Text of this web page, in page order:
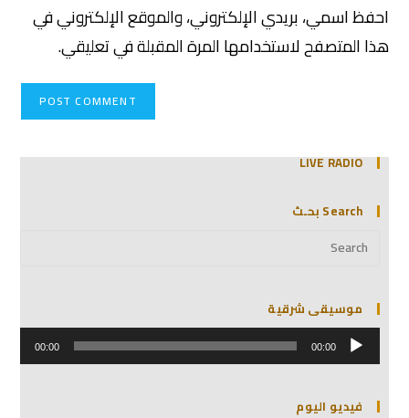
احفظ اسمي، بريدي الإلكتروني، والموقع الإلكتروني في
هذا المتصفح لاستخدامها المرة المقبلة في تعليقي.
LIVE RADIO
Search بحـث
موسيقى شرقية
مشغل
الصوت 00:00
00:00
فيديو اليوم